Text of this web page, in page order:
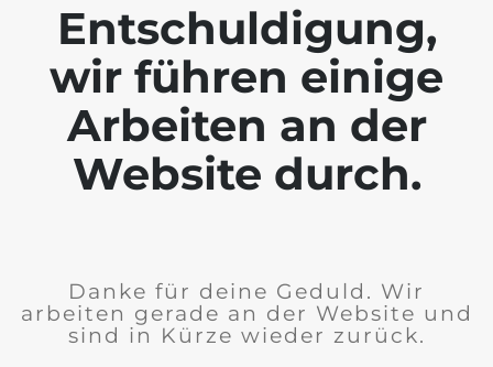
Entschuldigung,
wir führen einige
Arbeiten an der
Website durch.
Danke für deine Geduld. Wir
arbeiten gerade an der Website und
sind in Kürze wieder zurück.